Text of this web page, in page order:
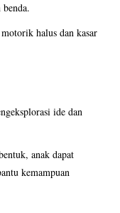
halus dan kasar
ide dan
anak dapat
kemampuan